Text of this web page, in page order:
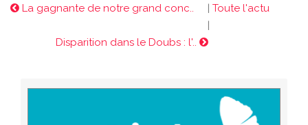
La gagnante de notre grand conc.. | Toute l'actu
|
Disparition dans le Doubs : l'..